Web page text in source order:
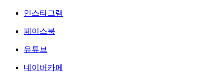
인스타그램
페이스북
유튜브
네이버카페